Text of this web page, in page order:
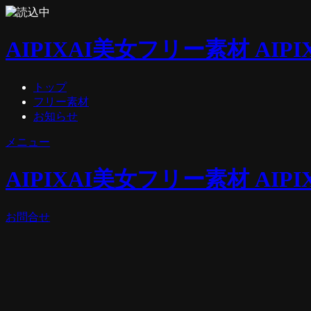
AIPIXAI美女フリー素材
トップ
フリー素材
お知らせ
メニュー
AIPIXAI美女フリー素材
お問合せ